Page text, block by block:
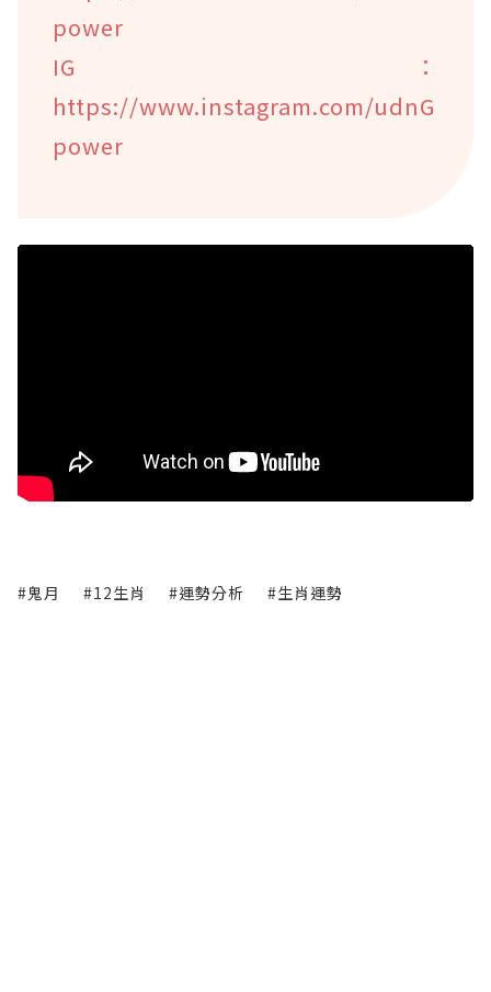
power
IG：
https://www.instagram.com/udnG
power
#鬼月 #12生肖 #運勢分析 #生肖運勢